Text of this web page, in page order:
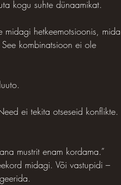
kogu suhte dünaamikat.
midagi hetkeemotsioonis, mida
kombinatsioon ei ole
ei tekita otseseid konflikte.
mustrit enam kordama.”
midagi. Või vastupidi –